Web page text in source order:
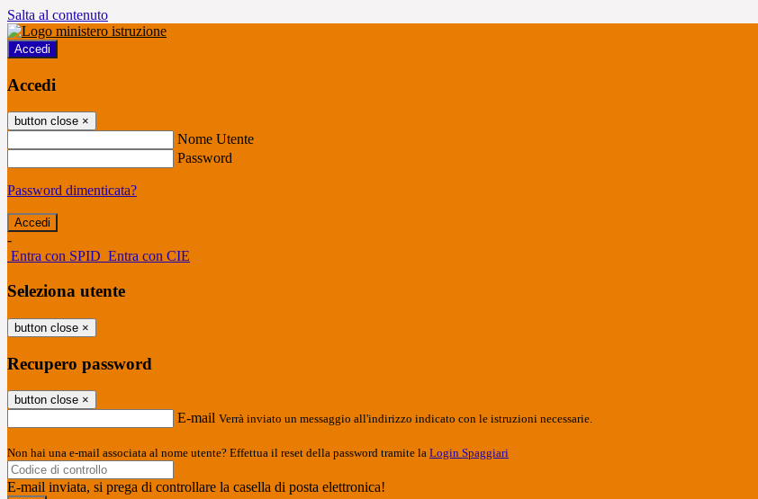
Salta al contenuto
Accedi
Accedi
button close ×
Nome Utente
Password
Password dimenticata?
-
Entra con SPID Entra con CIE
Seleziona utente
button close ×
Recupero password
button close ×
E-mail Verrà inviato un messaggio all'indirizzo indicato con le istruzioni necessarie.
Non hai una e-mail associata al nome utente? Effettua il reset della password tramite la Login Spaggiari
E-mail inviata, si prega di controllare la casella di posta elettronica!